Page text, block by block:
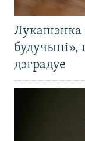
Лукашэнка
будучыні»,
дэградуе